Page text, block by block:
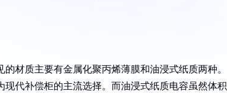
材质主要有金属化聚丙烯薄膜和油浸式纸质两种。
代补偿柜的主流选择。而油浸式纸质电容虽然体积